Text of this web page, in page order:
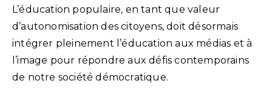
L’éducation populaire, en tant que valeur
d’autonomisation des citoyens, doit désormais
intégrer pleinement l’éducation aux médias et à
l’image pour répondre aux défis contemporains
de notre société démocratique.